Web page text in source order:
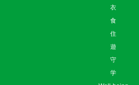
衣
食
住
遊
守
学